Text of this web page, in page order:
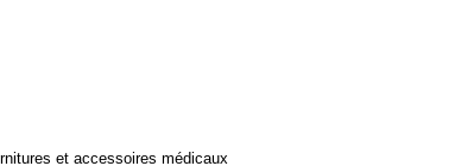
et accessoires médicaux